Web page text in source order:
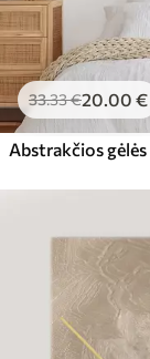
33.33€20.00 €
Abstrakčios gėlės